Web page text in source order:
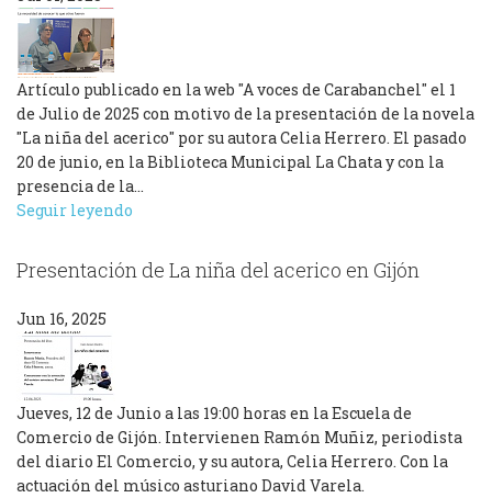
Artículo publicado en la web "A voces de Carabanchel" el 1
de Julio de 2025 con motivo de la presentación de la novela
"La niña del acerico" por su autora Celia Herrero. El pasado
20 de junio, en la Biblioteca Municipal La Chata y con la
presencia de la…
Seguir leyendo
Presentación de La niña del acerico en Gijón
Jun 16, 2025
Jueves, 12 de Junio a las 19:00 horas en la Escuela de
Comercio de Gijón. Intervienen Ramón Muñiz, periodista
del diario El Comercio, y su autora, Celia Herrero. Con la
actuación del músico asturiano David Varela.